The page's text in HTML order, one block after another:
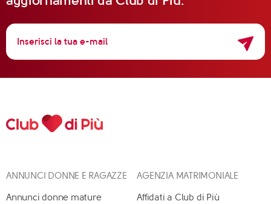
ANNUNCI DONNE E RAGAZZE
Annunci donne mature
AGENZIA MATRIMONIALE
Affidati a Club di Più